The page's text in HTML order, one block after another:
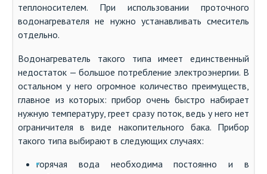
теплоносителем. При использовании проточного
водонагревателя не нужно устанавливать смеситель
отдельно.
Водонагреватель такого типа имеет единственный
недостаток — большое потребление электроэнергии. В
остальном у него огромное количество преимуществ,
главное из которых: прибор очень быстро набирает
нужную температуру, греет сразу поток, ведь у него нет
ограничителя в виде накопительного бака. Прибор
такого типа выбирают в следующих случаях:
горячая вода необходима постоянно и в